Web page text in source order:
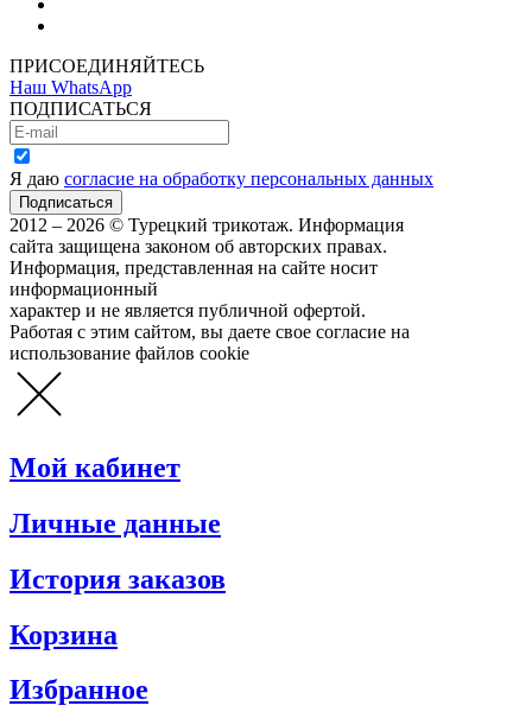
ПРИСОЕДИНЯЙТЕСЬ
Наш WhatsApp
ПОДПИСАТЬСЯ
Я даю согласие на обработку персональных данных
2012 – 2026 © Турецкий трикотаж. Информация
сайта защищена законом об авторских правах.
Информация, представленная на сайте носит
информационный
характер и не является публичной офертой.
Работая с этим сайтом, вы даете свое согласие на
использование файлов cookie
Мой кабинет
Личные данные
История заказов
Корзина
Избранное